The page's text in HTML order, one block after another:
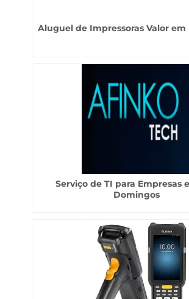
Aluguel de Impressoras Valor em
Serviço de TI para Empresas
Domingos